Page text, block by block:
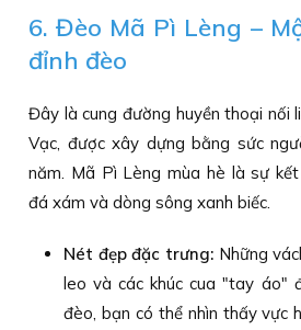
6. Đèo Mã Pì Lèng –
đỉnh đèo
Đây là cung đường huyền thoại nối
Vạc, được xây dựng bằng sức
năm. Mã Pì Lèng mùa hè là sự
đá xám và dòng sông xanh biếc.
Nét đẹp đặc trưng: Những
leo và các khúc cua "tay áo"
đèo, bạn có thể nhìn thấy vực